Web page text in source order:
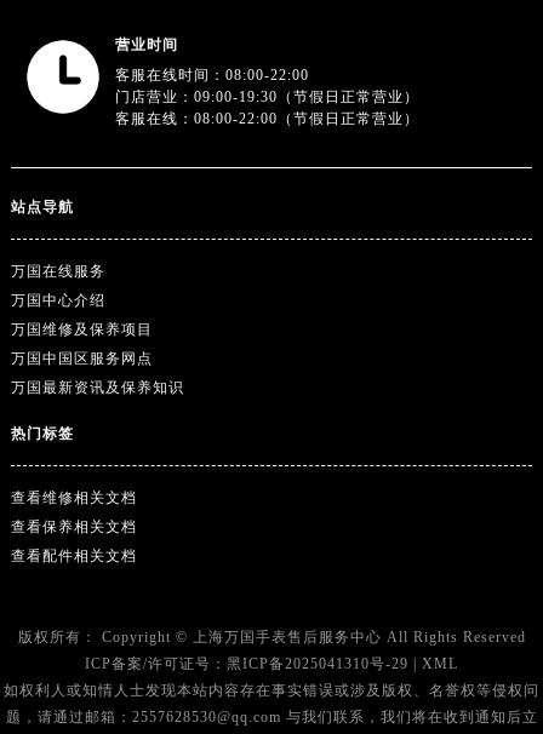
营业时间
客服在线时间：08:00-22:00
门店营业：09:00-19:30（节假日正常营业）
客服在线：08:00-22:00（节假日正常营业）
站点导航
万国在线服务
万国中心介绍
万国维修及保养项目
万国中国区服务网点
万国最新资讯及保养知识
热门标签
查看维修相关文档
查看保养相关文档
查看配件相关文档
版权所有： Copyright © 上海万国手表售后服务中心 All Rights Reserved
ICP备案/许可证号： 黑ICP备2025041310号-29 | XML
如权利人或知情人士发现本站内容存在事实错误或涉及版权、名誉权等侵权问
题，请通过邮箱：2557628530@qq.com 与我们联系，我们将在收到通知后立